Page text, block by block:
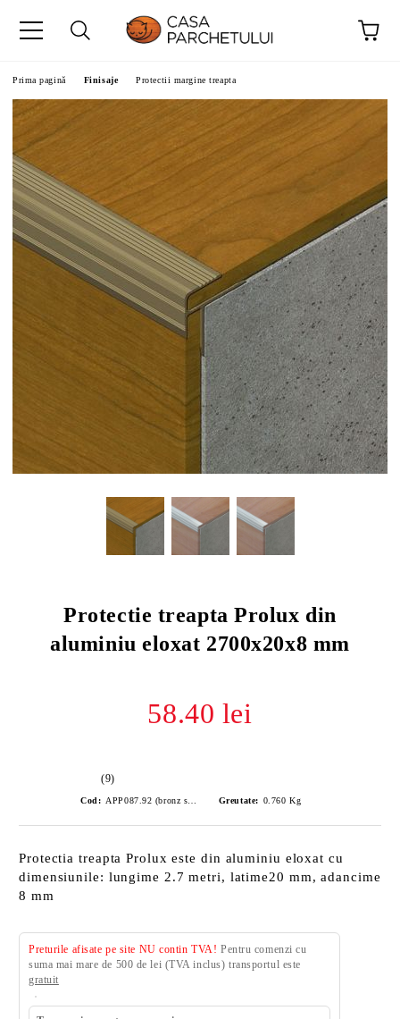
Prima pagină Finisaje Protectii margine treapta
Protectie treapta Prolux din
aluminiu eloxat 2700x20x8 mm
58.40 lei
(9)
Cod: Greutate: 0.760 Kg
Protectia treapta Prolux este din aluminiu eloxat cu
dimensiunile: lungime 2.7 metri, latime20 mm, adancime
8 mm
Preturile afisate pe site NU contin TVA! Pentru comenzi cu
suma mai mare de 500 de lei (TVA inclus) transportul este
gratuit